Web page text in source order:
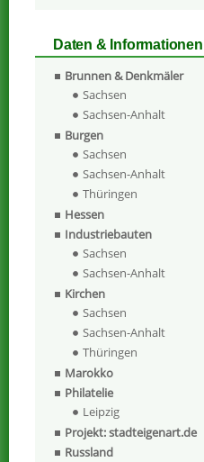
Daten & Informationen
Brunnen & Denkmäler
Sachsen
Sachsen-Anhalt
Burgen
Sachsen
Sachsen-Anhalt
Thüringen
Hessen
Industriebauten
Sachsen
Sachsen-Anhalt
Kirchen
Sachsen
Sachsen-Anhalt
Thüringen
Marokko
Philatelie
Leipzig
Projekt: stadteigenart.de
Russland